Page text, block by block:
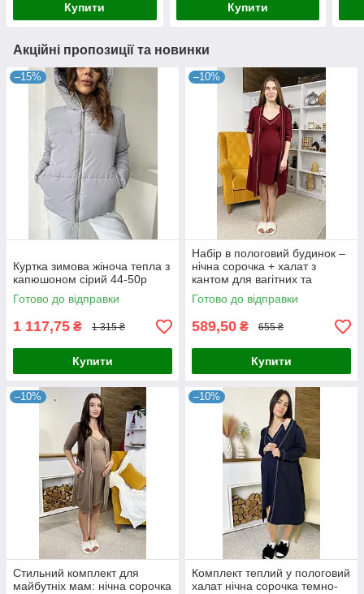
Купити Купити
Акційні пропозиції та новинки
–15%
Куртка зимова жіноча тепла з
капюшоном сірий 44-50p
Готово до відправки
1 117,75 ₴ 1 315 ₴
Купити
–10%
Набір в пологовий будинок –
нічна сорочка + халат з
кантом для вагітних та
годуючих бордовий 44-54р.
Готово до відправки
589,50 ₴ 655 ₴
Купити
–10%
Стильний комплект для
майбутніх мам: нічна сорочка
–10%
Комплект теплий у пологовий
халат нічна сорочка темно-